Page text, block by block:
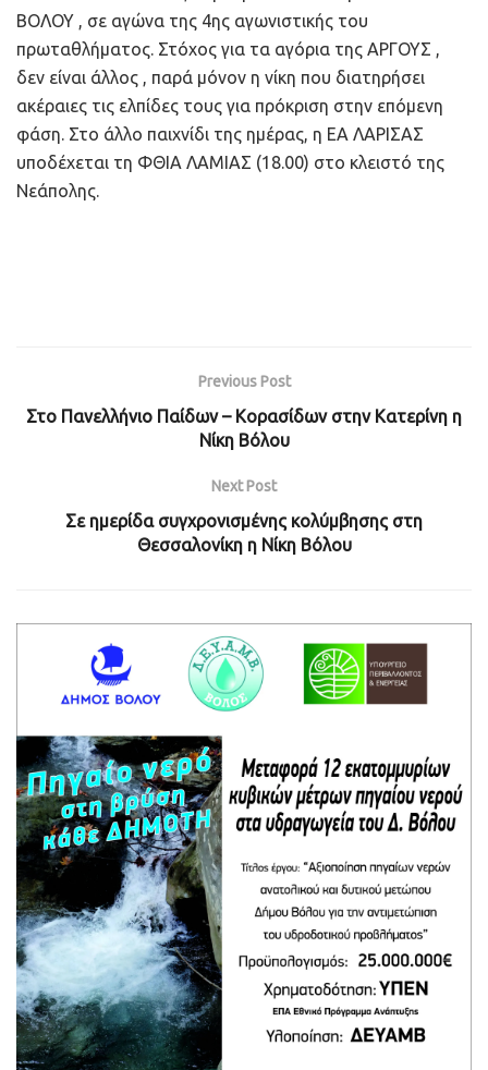
ΒΟΛΟΥ , σε αγώνα της 4ης αγωνιστικής του
πρωταθλήματος. Στόχος για τα αγόρια της ΑΡΓΟΥΣ ,
δεν είναι άλλος , παρά μόνον η νίκη που διατηρήσει
ακέραιες τις ελπίδες τους για πρόκριση στην επόμενη
φάση. Στο άλλο παιχνίδι της ημέρας, η ΕΑ ΛΑΡΙΣΑΣ
υποδέχεται τη ΦΘΙΑ ΛΑΜΙΑΣ (18.00) στο κλειστό της
Νεάπολης.
Previous Post
Στο Πανελλήνιο Παίδων – Κορασίδων στην Κατερίνη η
Νίκη Βόλου
Next Post
Σε ημερίδα συγχρονισμένης κολύμβησης στη
Θεσσαλονίκη η Νίκη Βόλου